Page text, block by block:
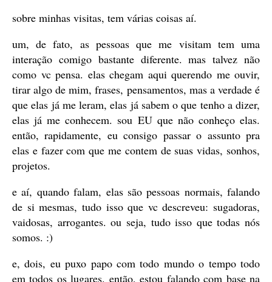
sobre minhas visitas, tem várias coisas aí.
um, de fato, as pessoas que me visitam tem uma
interação comigo bastante diferente. mas talvez não
como vc pensa. elas chegam aqui querendo me ouvir,
tirar algo de mim, frases, pensamentos, mas a verdade é
que elas já me leram, elas já sabem o que tenho a dizer,
elas já me conhecem. sou EU que não conheço elas.
então, rapidamente, eu consigo passar o assunto pra
elas e fazer com que me contem de suas vidas, sonhos,
projetos.
e aí, quando falam, elas são pessoas normais, falando
de si mesmas, tudo isso que vc descreveu: sugadoras,
vaidosas, arrogantes. ou seja, tudo isso que todas nós
somos. :)
e, dois, eu puxo papo com todo mundo o tempo todo
em todos os lugares. então, estou falando com base na